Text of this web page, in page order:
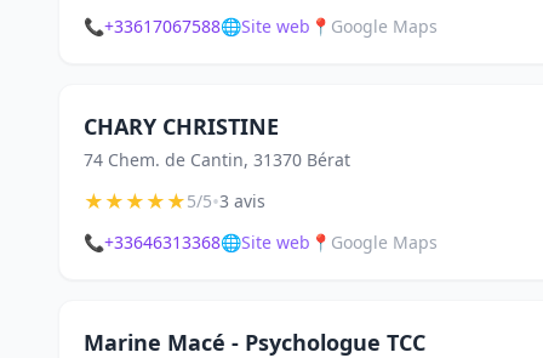
📞+33617067588🌐Site web 📍 Google Maps
CHARY CHRISTINE
74 Chem. de Cantin, 31370 Bérat
★★★★★5/5•3 avis
📞+33646313368🌐Site web 📍 Google Maps
Marine Macé - Psychologue TCC